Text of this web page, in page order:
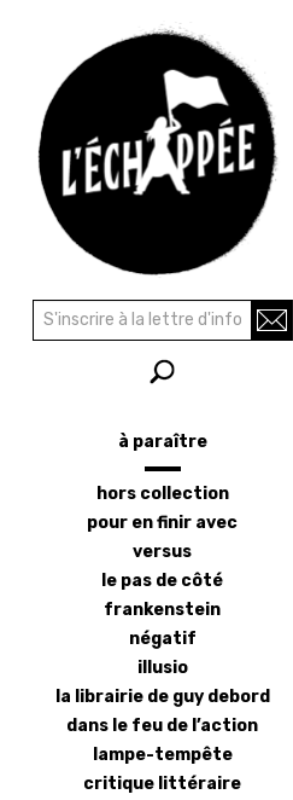
contenu
principal
Rechercher
latéral
à paraître
hors collection
pour en finir avec
versus
le pas de côté
frankenstein
négatif
illusio
la librairie de guy debord
dans le feu de l’action
lampe-tempête
critique littéraire